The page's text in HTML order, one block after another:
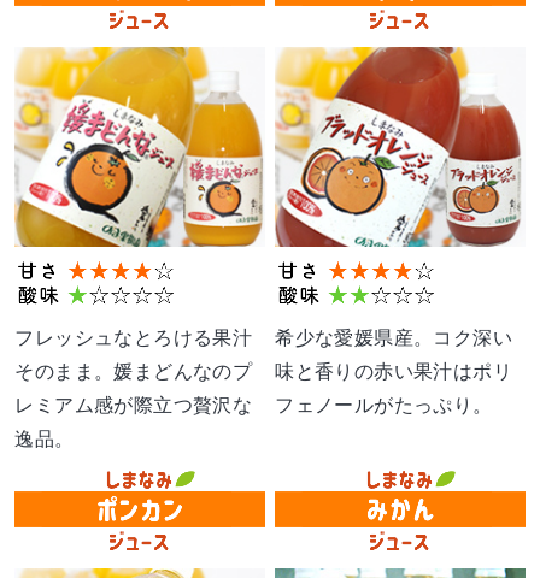
フレッシュなとろける果汁
そのまま。媛まどんなのプ
レミアム感が際立つ贅沢な
逸品。
希少な愛媛県産。コク深い
味と香りの赤い果汁はポリ
フェノールがたっぷり。